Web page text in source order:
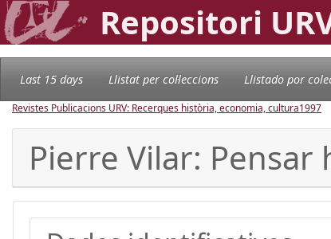
Repositori
Last 15 days Llistat per col·leccions Llistado por
Revistes Publicacions URV: Recerques història, economia, cultura1997
Pierre Vilar: